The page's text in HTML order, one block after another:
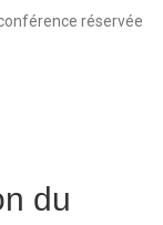
réservée
du